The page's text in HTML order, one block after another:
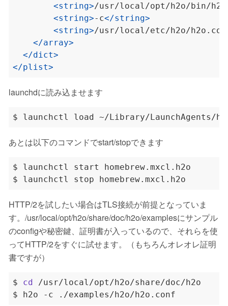
<string>/usr/local/opt/h2o/bin/h2o
<string>-c</string>
<string>/usr/local/etc/h2o/
</array>
</dict>
</plist>
launchdに読み込ませます
あとは以下のコマンドでstart/stopできます
HTTP/2を試したい場合はTLS接続が前提となっていま
す。/usr/local/opt/h2o/share/doc/h2o/examplesにサンプル
のconfigや秘密鍵、証明書が入っているので、それらを使
ってHTTP/2をすぐに試せます。（もちろんオレオレ証明
書ですが）
$ cd